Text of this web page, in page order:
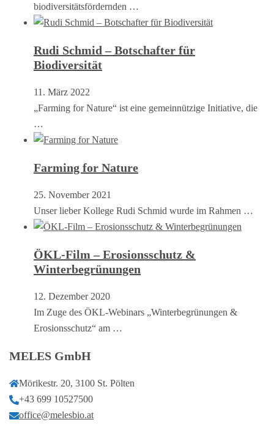
biodiversitätsfördernden …
Rudi Schmid – Botschafter für
Biodiversität
11. März 2022
„Farming for Nature“ ist eine gemeinnützige Initiative, die
…
Farming for Nature
25. November 2021
Unser lieber Kollege Rudi Schmid wurde im Rahmen …
ÖKL-Film – Erosionsschutz &
Winterbegrünungen
12. Dezember 2020
Im Zuge des ÖKL-Webinars „Winterbegrünungen &
Erosionsschutz“ am …
MELES GmbH
Mörikestr. 20, 3100 St. Pölten
+43 699 10527500
office@melesbio.at